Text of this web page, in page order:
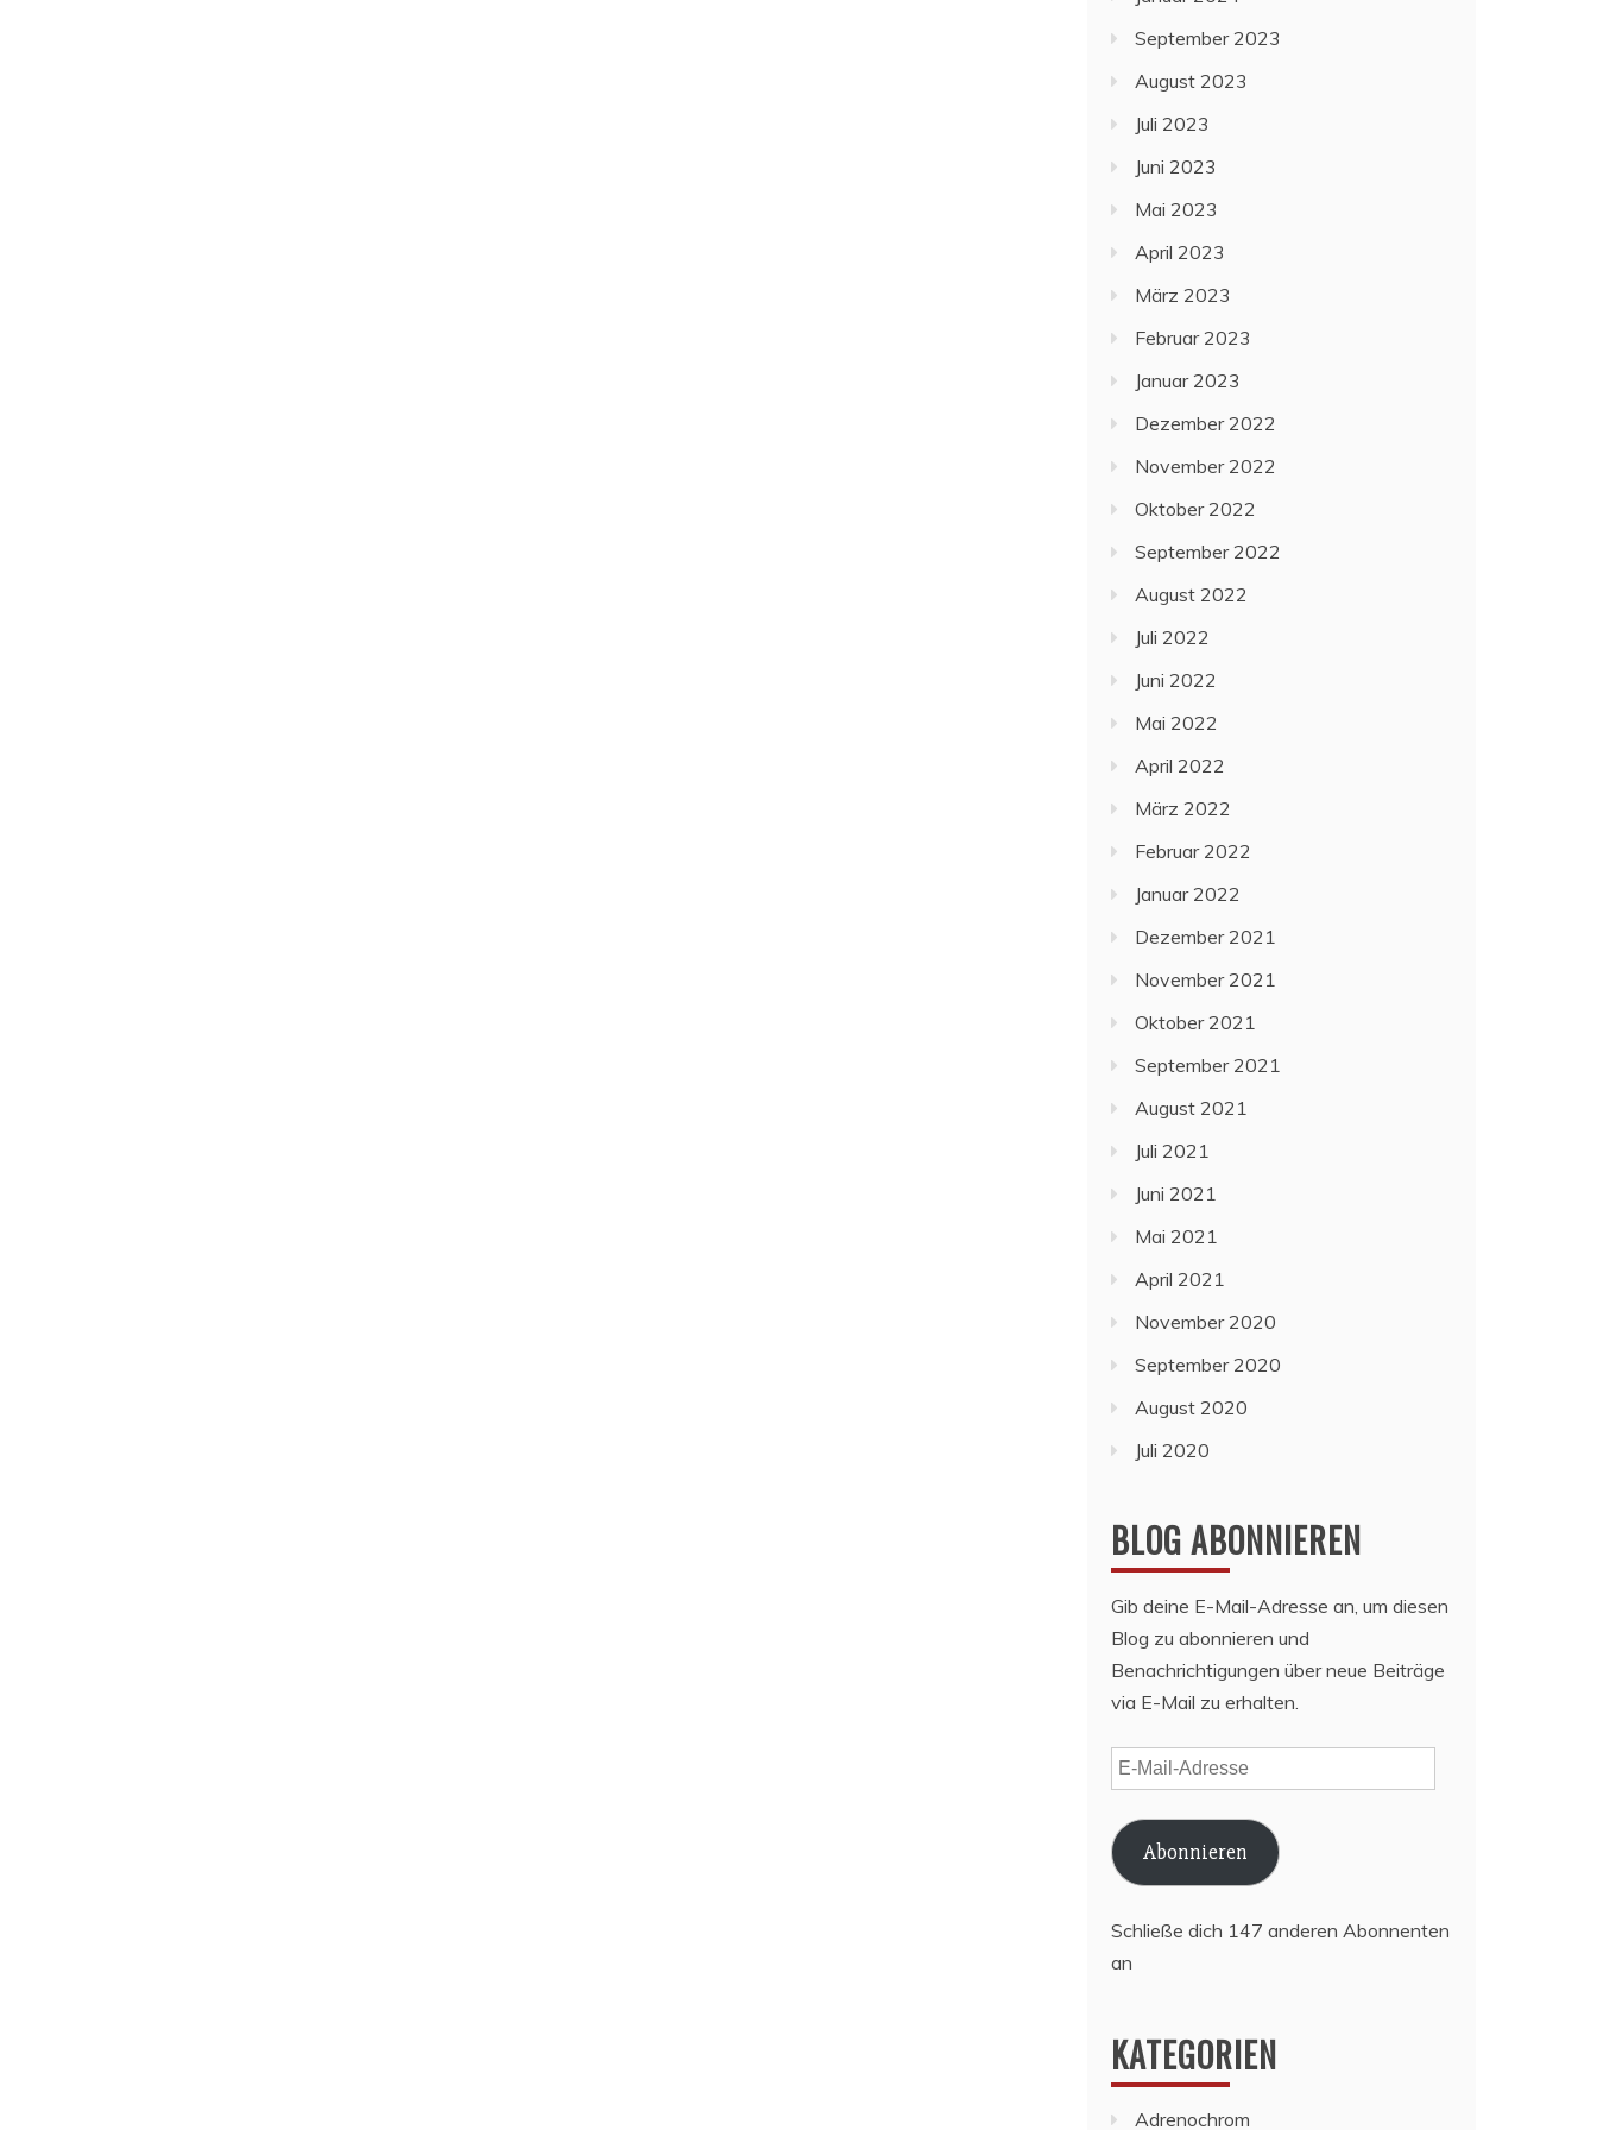
September 2023
August 2023
Juli 2023
Juni 2023
Mai 2023
April 2023
März 2023
Februar 2023
Januar 2023
Dezember 2022
November 2022
Oktober 2022
September 2022
August 2022
Juli 2022
Juni 2022
Mai 2022
April 2022
März 2022
Februar 2022
Januar 2022
Dezember 2021
November 2021
Oktober 2021
September 2021
August 2021
Juli 2021
Juni 2021
Mai 2021
April 2021
November 2020
September 2020
August 2020
Juli 2020
BLOG ABONNIEREN
Gib deine E-Mail-Adresse an, um diesen
Blog zu abonnieren und
Benachrichtigungen über neue Beiträge
via E-Mail zu erhalten.
E-
Mail-
Adresse
Abonnieren
Schließe dich 147 anderen Abonnenten
an
KATEGORIEN
Adrenochrom